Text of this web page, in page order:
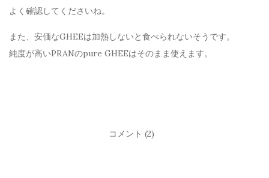
よく確認してくださいね。
また、安価なGHEEは加熱しないと食べられないそうです。
純度が高いPRANのpure GHEEはそのまま使えます。
コメント (2)